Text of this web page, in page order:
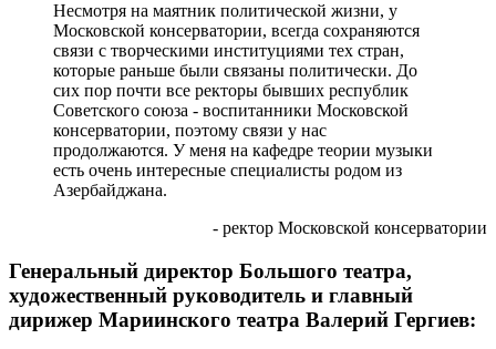
Несмотря на маятник политической жизни, у
Московской консерватории, всегда сохраняются
связи с творческими институциями тех стран,
которые раньше были связаны политически. До
сих пор почти все ректоры бывших республик
Советского союза - воспитанники Московской
консерватории, поэтому связи у нас
продолжаются. У меня на кафедре теории музыки
есть очень интересные специалисты родом из
Азербайджана.
- ректор Московской консерватории
Генеральный директор Большого театра,
художественный руководитель и главный
дирижер Мариинского театра Валерий Гергиев: